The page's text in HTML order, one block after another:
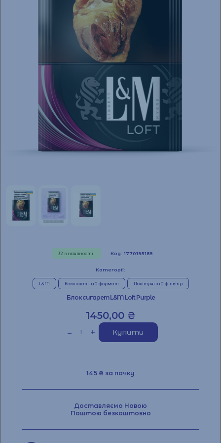
32 в наявності Код: 1770195185
Категорії:
L&M Компактний формат Повітряний фільтр
Блок сигарет L&M Loft Purple
1450,00 ₴
Купити
145 ₴ за пачку
Доставляємо Новою
Поштою безкоштовно